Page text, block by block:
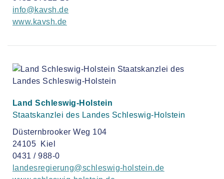
info@kavsh.de
www.kavsh.de
Land Schleswig-Holstein
Staatskanzlei des Landes Schleswig-Holstein
Düsternbrooker Weg 104
24105 Kiel
0431 / 988-0
landesregierung@schleswig-holstein.de